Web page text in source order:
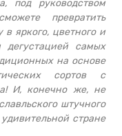
под руководством
превратить
яркого, цветного и
дегустацией самых
на основе
сортов с
И, конечно же, не
штучного
стране